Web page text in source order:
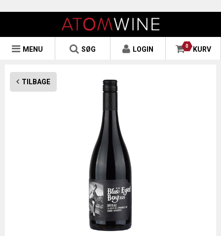
0 KURV
LOGIN
SØG
MENU
TILBAGE